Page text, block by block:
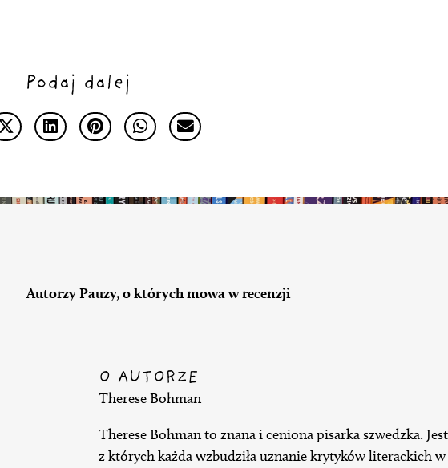
Podaj dalej
Autorzy Pauzy, o których mowa w recenzji
O AUTORZE
Therese Bohman
Therese Bohman to znana i ceniona pisarka szwedzka.
z których każda wzbudziła uznanie krytyków literackich